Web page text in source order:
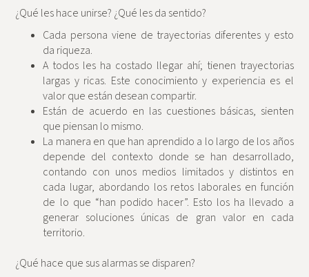
¿Qué les hace unirse? ¿Qué les da sentido?
Cada persona viene de trayectorias diferentes y esto
da riqueza.
A todos les ha costado llegar ahí; tienen trayectorias
largas y ricas. Este conocimiento y experiencia es el
valor que están desean compartir.
Están de acuerdo en las cuestiones básicas, sienten
que piensan lo mismo.
La manera en que han aprendido a lo largo de los años
depende del contexto donde se han desarrollado,
contando con unos medios limitados y distintos en
cada lugar, abordando los retos laborales en función
de lo que “han podido hacer”. Esto los ha llevado a
generar soluciones únicas de gran valor en cada
territorio.
¿Qué hace que sus alarmas se disparen?